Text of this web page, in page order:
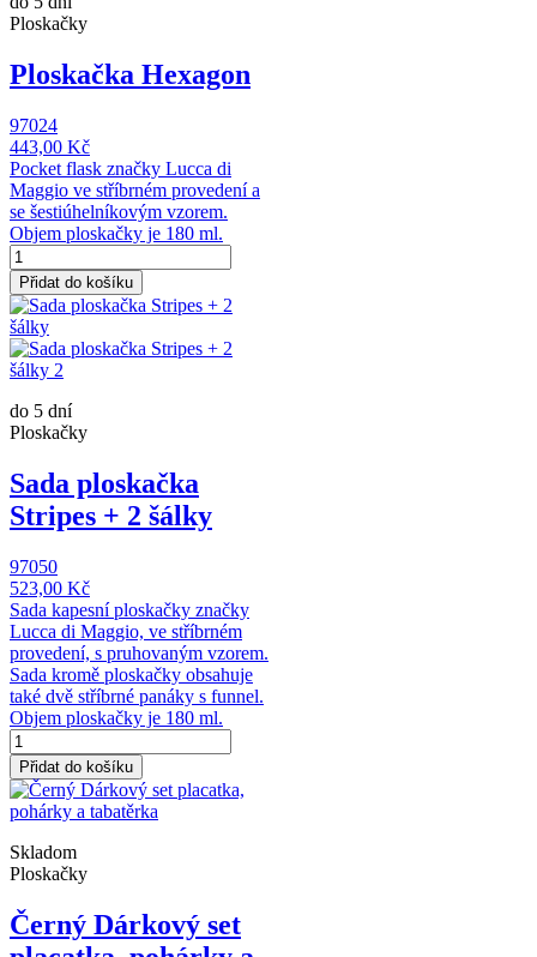
Ploskačky
Ploskačka Hexagon
97024
443,00 Kč
Pocket flask značky Lucca di
Maggio ve stříbrném provedení a
se šestiúhelníkovým vzorem.
Objem ploskačky je 180 ml.
Přidat do košíku
do 5 dní
Ploskačky
Sada ploskačka
Stripes + 2 šálky
97050
523,00 Kč
Sada kapesní ploskačky značky
Lucca di Maggio, ve stříbrném
provedení, s pruhovaným vzorem.
Sada kromě ploskačky obsahuje
také dvě stříbrné panáky s funnel.
Objem ploskačky je 180 ml.
Přidat do košíku
Skladom
Ploskačky
Černý Dárkový set